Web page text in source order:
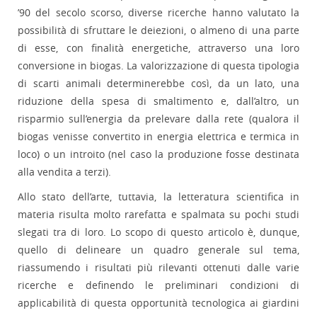
’90 del secolo scorso, diverse ricerche hanno valutato la
possibilità di sfruttare le deiezioni, o almeno di una parte
di esse, con finalità energetiche, attraverso una loro
conversione in biogas. La valorizzazione di questa tipologia
di scarti animali determinerebbe così, da un lato, una
riduzione della spesa di smaltimento e, dall’altro, un
risparmio sull’energia da prelevare dalla rete (qualora il
biogas venisse convertito in energia elettrica e termica in
loco) o un introito (nel caso la produzione fosse destinata
alla vendita a terzi).
Allo stato dell’arte, tuttavia, la letteratura scientifica in
materia risulta molto rarefatta e spalmata su pochi studi
slegati tra di loro. Lo scopo di questo articolo è, dunque,
quello di delineare un quadro generale sul tema,
riassumendo i risultati più rilevanti ottenuti dalle varie
ricerche e definendo le preliminari condizioni di
applicabilità di questa opportunità tecnologica ai giardini